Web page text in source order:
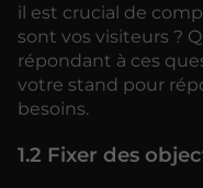
il est crucial de
sont vos visiteurs ?
répondant à ces
votre stand pour
besoins.
1.2 Fixer des